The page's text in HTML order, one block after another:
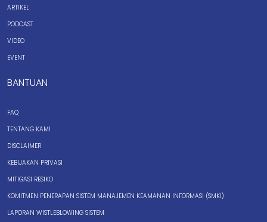
ARTIKEL
PODCAST
VIDEO
EVENT
BANTUAN
FAQ
TENTANG KAMI
DISCLAIMER
KEBIJAKAN PRIVASI
MITIGASI RESIKO
KOMITMEN PENERAPAN SISTEM MANAJEMEN KEAMANAN INFORMASI (SMKI)
LAPORAN WISTLEBLOWING SISTEM